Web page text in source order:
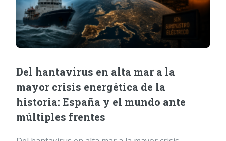
Del hantavirus en alta mar a la
mayor crisis energética de la
historia: España y el mundo ante
múltiples frentes